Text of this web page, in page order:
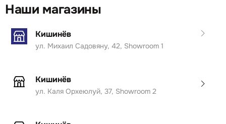
Наши магазины
Кишинёв
ул. Михаил Садовяну, 42, Showroom 1
Кишинёв
ул. Каля Орхеюлуй, 37, Showroom 2